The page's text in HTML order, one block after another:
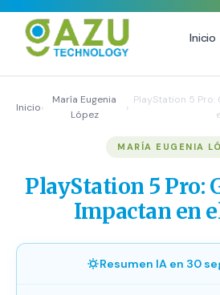
Inicio
Email Marketing y SMS
Growth Youtube ↗
Inicio›
María Eugenia
López
›
PlayStation 5
MARÍA EUGENIA
PlayStation 5 Pro:
Impactan en
Resumen IA en 30